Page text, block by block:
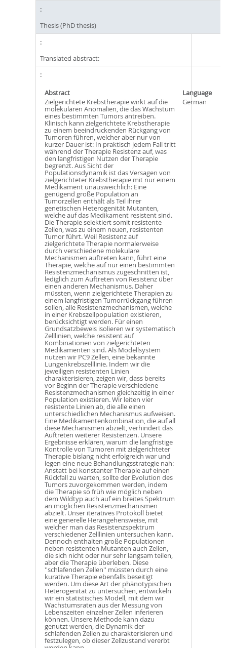
Thesis (PhD thesis)
Translated abstract:
Abstract
Language
Zielgerichtete Krebstherapie wirkt auf die
molekularen Anomalien, die das Wachstum
eines bestimmten Tumors antreiben.
Klinisch kann zielgerichtete Krebstherapie
zu einem beeindruckenden Rückgang von
Tumoren führen, welcher aber nur von
kurzer Dauer ist: In praktisch jedem Fall tritt
während der Therapie Resistenz auf, was
den langfristigen Nutzen der Therapie
begrenzt. Aus Sicht der
Populationsdynamik ist das Versagen von
zielgerichteter Krebstherapie mit nur einem
Medikament unausweichlich: Eine
genügend große Population an
Tumorzellen enthält als Teil ihrer
genetischen Heterogenität Mutanten,
welche auf das Medikament resistent sind.
Die Therapie selektiert somit resistente
Zellen, was zu einem neuen, resistenten
Tumor führt. Weil Resistenz auf
zielgerichtete Therapie normalerweise
durch verschiedene molekulare
Mechanismen auftreten kann, führt eine
Therapie, welche auf nur einen bestimmten
Resistenzmechanismus zugeschnitten ist,
lediglich zum Auftreten von Resistenz über
einen anderen Mechanismus. Daher
müssten, wenn zielgerichtete Therapien zu
einem langfristigen Tumorrückgang führen
sollen, alle Resistenzmechanismen, welche
in einer Krebszellpopulation existieren,
berücksichtigt werden. Für einen
Grundsatzbeweis isolieren wir systematisch
Zelllinien, welche resistent auf
Kombinationen von zielgerichteten
Medikamenten sind. Als Modellsystem
nutzen wir PC9 Zellen, eine bekannte
Lungenkrebszelllinie. Indem wir die
jeweiligen resistenten Linien
charakterisieren, zeigen wir, dass bereits
vor Beginn der Therapie verschiedene
Resistenzmechanismen gleichzeitig in einer
Population existieren. Wir leiten vier
resistente Linien ab, die alle einen
unterschiedlichen Mechanismus aufweisen.
Eine Medikamentenkombination, die auf all
diese Mechanismen abzielt, verhindert das
Auftreten weiterer Resistenzen. Unsere
Ergebnisse erklären, warum die langfristige
Kontrolle von Tumoren mit zielgerichteter
Therapie bislang nicht erfolgreich war und
legen eine neue Behandlungsstrategie nah:
Anstatt bei konstanter Therapie auf einen
Rückfall zu warten, sollte der Evolution des
Tumors zuvorgekommen werden, indem
die Therapie so früh wie möglich neben
dem Wildtyp auch auf ein breites Spektrum
an möglichen Resistenzmechanismen
abzielt. Unser iteratives Protokoll bietet
eine generelle Herangehensweise, mit
welcher man das Resistenzspektrum
verschiedener Zelllinien untersuchen kann.
Dennoch enthalten große Populationen
neben resistenten Mutanten auch Zellen,
die sich nicht oder nur sehr langsam teilen,
aber die Therapie überleben. Diese
''schlafenden Zellen'' müssten durch eine
kurative Therapie ebenfalls beseitigt
werden. Um diese Art der phänotypischen
Heterogenität zu untersuchen, entwickeln
wir ein statistisches Modell, mit dem wir
Wachstumsraten aus der Messung von
Lebenszeiten einzelner Zellen inferieren
können. Unsere Methode kann dazu
genutzt werden, die Dynamik der
schlafenden Zellen zu charakterisieren und
festzulegen, ob dieser Zellzustand vererbt
German